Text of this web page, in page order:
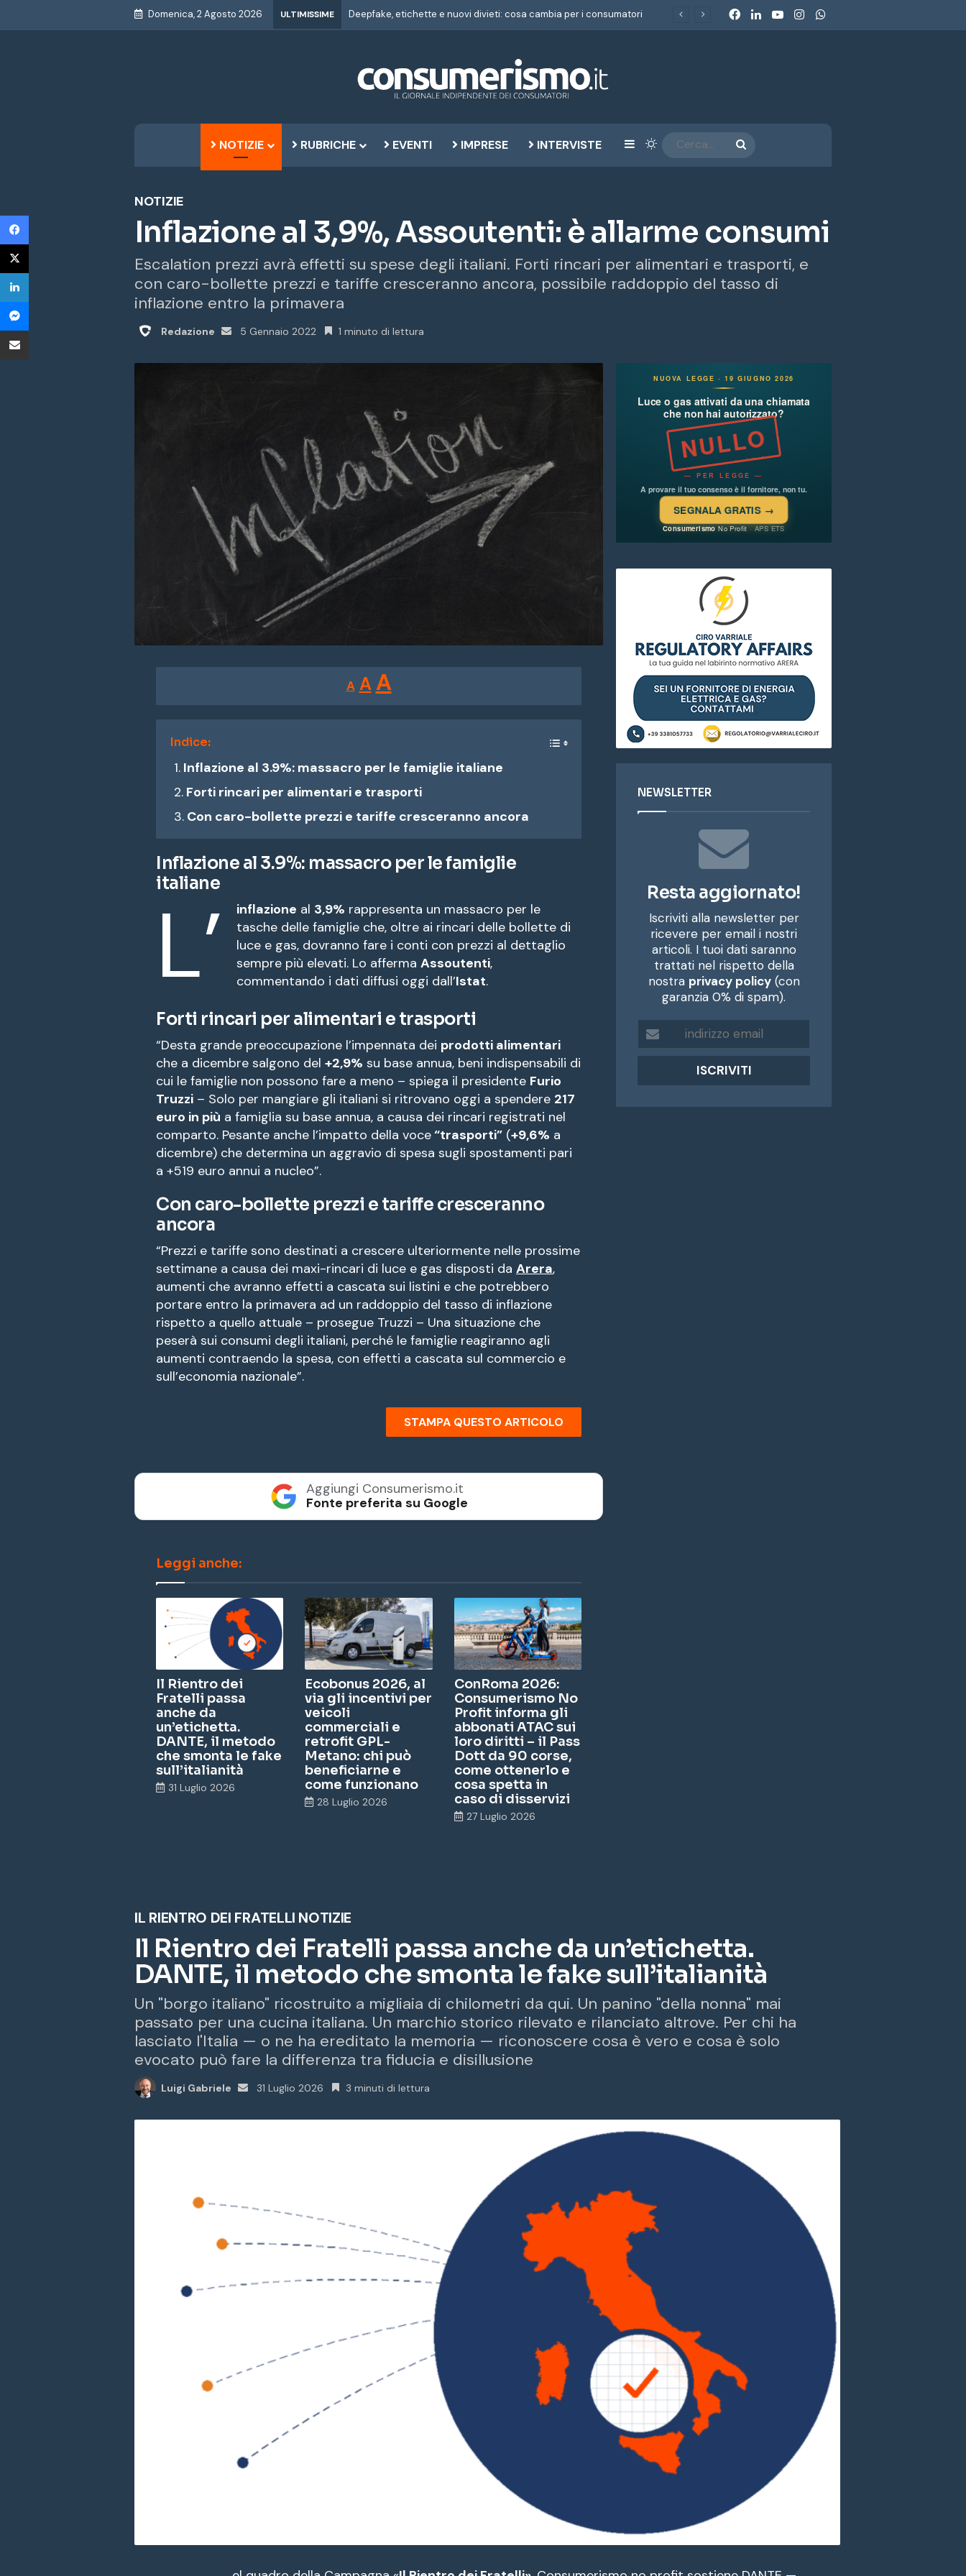
Domenica, 2 Agosto 2026 ULTIMISSIME Deepfake, etichette e nuovi divieti: cosa cambia per i consumatori FacebookLinkedInYou TubeInstagram
NOTIZIE RUBRICHE EVENTI IMPRESE INTERVISTE Barra laterale
Cambia aspetto CERCA...
NOTIZIE
Inflazione al 3,9%, Assoutenti: è allarme consumi
Escalation prezzi avrà effetti su spese degli italiani. Forti rincari per alimentari e trasporti, e
con caro-bollette prezzi e tariffe cresceranno ancora, possibile raddoppio del tasso di
inflazione entro la primavera
Redazione
Invia
5 Gennaio 2022 1 minuto di lettura
A
Reducir
tamaño
de
fuente.
A Restablecer
tamaño
de
AAumentar
tamaño
fuente.
Indice:
Inflazione al 3.9%: massacro per le famiglie italiane
Forti rincari per alimentari e trasporti
Con caro-bollette prezzi e tariffe cresceranno ancora
Inflazione al 3.9%: massacro per le famiglie
italiane
L’ inflazione al 3,9% rappresenta un massacro per le
tasche delle famiglie che, oltre ai rincari delle bollette di
luce e gas, dovranno fare i conti con prezzi al dettaglio
sempre più elevati. Lo afferma Assoutenti,
commentando i dati diffusi oggi dall’Istat.
Forti rincari per alimentari e trasporti
“Desta grande preoccupazione l’impennata dei prodotti alimentari
che a dicembre salgono del +2,9% su base annua, beni indispensabili di
cui le famiglie non possono fare a meno – spiega il presidente Furio
Truzzi – Solo per mangiare gli italiani si ritrovano oggi a spendere 217
euro in più a famiglia su base annua, a causa dei rincari registrati nel
comparto. Pesante anche l’impatto della voce“trasporti” (+9,6% a
dicembre) che determina un aggravio di spesa sugli spostamenti pari
a +519 euro annui a nucleo”.
Con caro-bollette prezzi e tariffe cresceranno
ancora
“Prezzi e tariffe sono destinati a crescere ulteriormente nelle prossime
settimane a causa dei maxi-rincari di luce e gas disposti da Arera,
aumenti che avranno effetti a cascata sui listini e che potrebbero
portare entro la primavera ad un raddoppio del tasso di inflazione
rispetto a quello attuale – prosegue Truzzi – Una situazione che
peserà sui consumi degli italiani, perché le famiglie reagiranno agli
aumenti contraendo la spesa, con effetti a cascata sul commercio e
sull’economia nazionale”.
STAMPA QUESTO ARTICOLO
Aggiungi Consumerismo.it
Fonte preferita su Google
Leggi anche:
Il Rientro dei
Fratelli passa
anche da
un’etichetta.
DANTE, il metodo
che smonta le fake
sull’italianità
31 Luglio 2026
Ecobonus 2026, al
via gli incentivi per
veicoli
commerciali e
retrofit GPL-
Metano: chi può
beneficiarne e
come funzionano
28 Luglio 2026
ConRoma 2026:
Consumerismo No
Profit informa gli
abbonati ATAC sui
loro diritti – il Pass
Dott da 90 corse,
come ottenerlo e
cosa spetta in
caso di disservizi
27 Luglio 2026
NEWSLETTER
Resta aggiornato!
Iscriviti alla newsletter per
ricevere per email i nostri
articoli. I tuoi dati saranno
trattati nel rispetto della
nostra privacy policy(con
garanzia 0% di spam).
d
r